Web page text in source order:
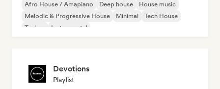
Afro House / Amapiano Deep house
House music
Melodic & Progressive House
Minimal
Tech House
Techno
Instrumental
Devotions
Playlist